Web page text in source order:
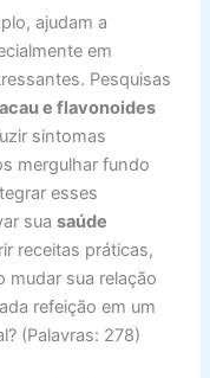
ajudam a
em
Pesquisas
e flavonoides
sintomas
mergulhar fundo
esses
suasaúde
receitas práticas,
mudar sua relação
refeição em um
(Palavras: 278)